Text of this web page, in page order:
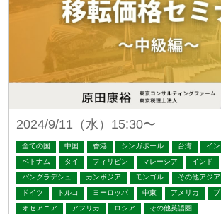
2024/9/11（水）15:30〜
全ての国 中国 香港 シンガポール 台湾 イ
ベトナム
タイ フィリピン マレーシア インド
バングラデシュ
カンボジア モンゴル その他アジア
ドイツ
トルコ ヨーロッパ 中東 アメリカ
オセアニア
アフリカ ロシア その他英語圏